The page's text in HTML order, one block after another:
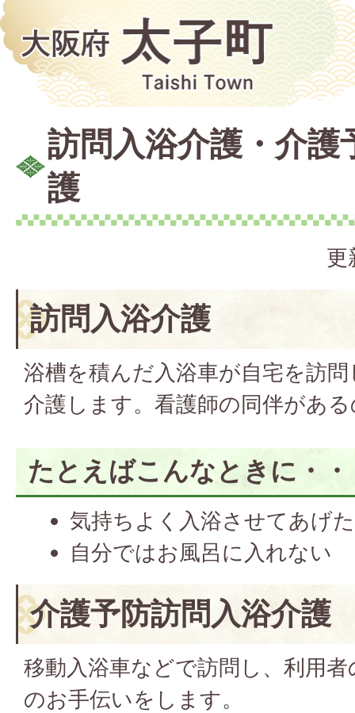
訪問入浴介護・介護
護
更
訪問入浴介護
浴槽を積んだ入浴車が自宅を訪
介護します。看護師の同伴があ
たとえばこんなときに・
気持ちよく入浴させてあげ
自分ではお風呂に入れない
介護予防訪問入浴介護
移動入浴車などで訪問し、利用
のお手伝いをします。